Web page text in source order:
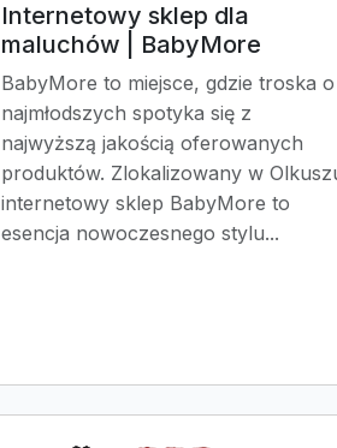
Internetowy sklep dla
maluchów | BabyMore
BabyMore to miejsce, gdzie troska o
najmłodszych spotyka się z
najwyższą jakością oferowanych
produktów. Zlokalizowany w
internetowy sklep BabyMore to
esencja nowoczesnego stylu...